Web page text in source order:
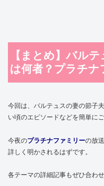
【まとめ】バル
は何者？プラチナ
今回は、バルテュスの妻の節子
い頃のエピソードなどを簡単に
今夜のプラチナファミリーの放
詳しく明かされるはずです。
各テーマの詳細記事もぜひ合わ